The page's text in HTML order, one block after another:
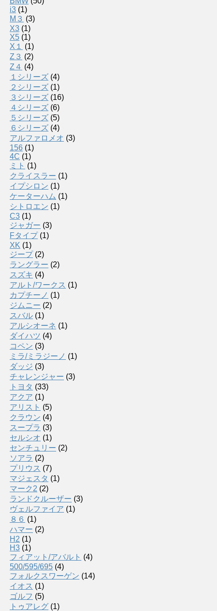
i3 (1)
M３ (3)
X3 (1)
X5 (1)
X１
(1)
Z３ (2)
Z４ (4)
１シリーズ (4)
２シリーズ (1)
３シリーズ (16)
４シリーズ (6)
５シリーズ (5)
６シリーズ (4)
アルファロメオ (3)
156 (1)
4C (1)
ミト (1)
クライスラー (1)
イプシロン (1)
ケーターハム (1)
シトロエン (1)
C3 (1)
ジャガー (3)
Fタイプ(1)
XK (1)
ジープ(2)
ラングラー (2)
スズキ (4)
アルト/ワークス (1)
カプチーノ (1)
ジムニー (2)
スバル (1)
アルシオーネ (1)
ダイハツ (4)
コペン (3)
ミラ/ミラジーノ (1)
ダッジ (3)
チャレンジャー (3)
トヨタ (33)
アクア (1)
アリスト (5)
クラウン (4)
スープラ (3)
セルシオ (1)
センチュリー (2)
ソアラ (2)
プリウス (7)
マジェスタ (1)
マーク2 (2)
ランドクルーザー (3)
ヴェルファイア (1)
８６ (1)
ハマー (2)
H2 (1)
H3 (1)
フィアット/アバルト (4)
500/595/695 (4)
フォルクスワーゲン (14)
イオス (1)
ゴルフ (5)
トゥアレグ (1)